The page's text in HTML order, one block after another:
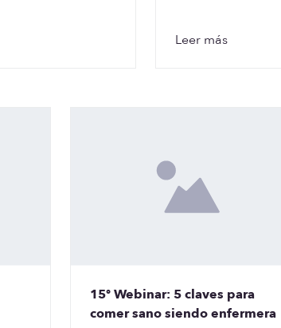
Leer más
15º Webinar: 5 claves para
comer sano siendo enfermera